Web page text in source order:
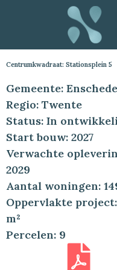
Centrumkwadraat: Stationsplein 5
Gemeente: Enschede
Regio: Twente
Status: In
Start bouw: 2027
Verwachte
2029
Aantal woningen:
Oppervlakte project:
m²
Percelen: 9